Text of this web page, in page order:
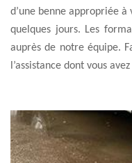
d’une benne appropriée
quelques jours. Les
auprès de notre équipe.
l’assistance dont vous